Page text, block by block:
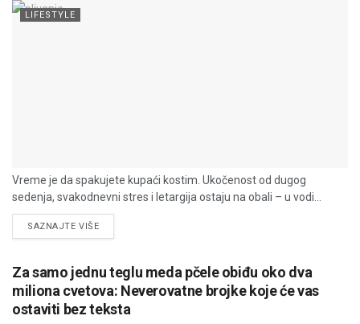
LIFESTYLE
Vreme je da spakujete kupaći kostim. Ukočenost od dugog
sedenja, svakodnevni stres i letargija ostaju na obali – u vodi...
SAZNAJTE VIŠEDETAILS
Za samo jednu teglu meda pčele obiđu oko dva
miliona cvetova: Neverovatne brojke koje će vas
ostaviti bez teksta